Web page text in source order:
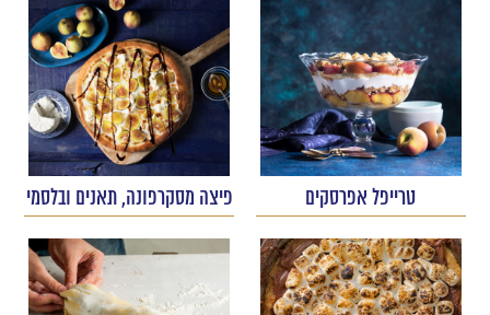
טרייפל אפרסקים פיצה מסקרפונה, תאנים ובלסמי